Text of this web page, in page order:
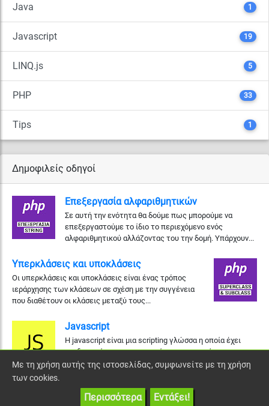
Java 1
Javascript 19
LINQ.js 5
PHP 33
Tips 1
Δημοφιλείς οδηγοί
Επεξεργασία αλφαριθμητικών
Σε αυτή την ενότητα θα δούμε πως μπορούμε να
επεξεργαστούμε το ίδιο το περιεχόμενο ενός
αλφαριθμητικού αλλάζοντας του την δομή. Υπάρχουν...
Υπερκλάσεις και υποκλάσεις
Οι υπερκλάσεις και υποκλάσεις είναι ένας τρόπος
ιεράρχησης των κλάσεων σε σχέση με την συγγένεια
που διαθέτουν οι κλάσεις μεταξύ τους...
Javascript
Η javascript είναι μια scripting γλώσσα η οποία έχει
σχεδιαστεί και χρησιμοποιείται για να εισάγουμε την
έννοια της διαδραστικότητα...
Με τη χρήση αυτής της ιστοσελίδας, συμφωνείτε με τη χρήση
των cookies.
Περισσότερα Εντάξει!